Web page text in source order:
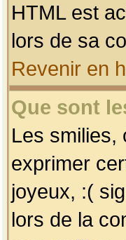
HTML est
lors de sa
Revenir en
Que sont
Les smilies,
exprimer
joyeux, :(
lors de la